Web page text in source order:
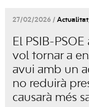
27/02/2026 / Actualitat
El PSIB-
vol tornar a
avui amb un
no reduirà
causarà més